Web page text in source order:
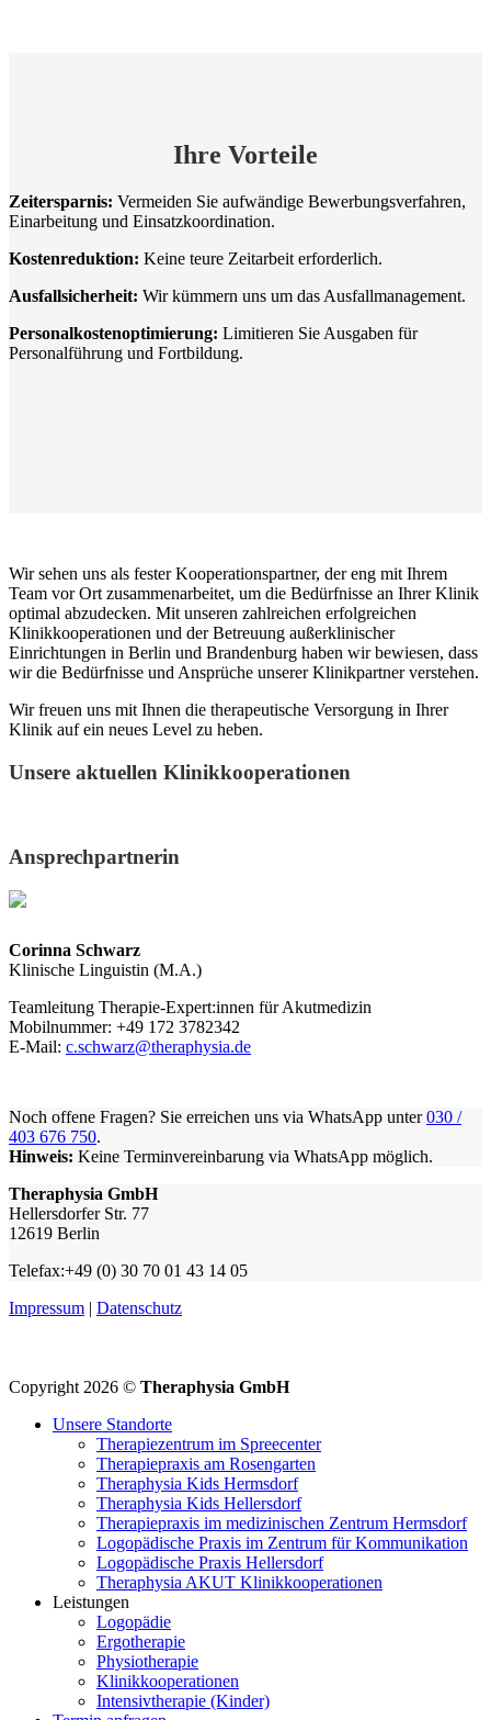
Ihre Vorteile
Zeitersparnis: Vermeiden Sie aufwändige Bewerbungsverfahren,
Einarbeitung und Einsatzkoordination.
Kostenreduktion: Keine teure Zeitarbeit erforderlich.
Ausfallsicherheit: Wir kümmern uns um das Ausfallmanagement.
Personalkostenoptimierung: Limitieren Sie Ausgaben für
Personalführung und Fortbildung.
Wir sehen uns als fester Kooperationspartner, der eng mit Ihrem
Team vor Ort zusammenarbeitet, um die Bedürfnisse an Ihrer Klinik
optimal abzudecken. Mit unseren zahlreichen erfolgreichen
Klinikkooperationen und der Betreuung außerklinischer
Einrichtungen in Berlin und Brandenburg haben wir bewiesen, dass
wir die Bedürfnisse und Ansprüche unserer Klinikpartner verstehen.
Wir freuen uns mit Ihnen die therapeutische Versorgung in Ihrer
Klinik auf ein neues Level zu heben.
Unsere aktuellen Klinikkooperationen
Ansprechpartnerin
Corinna Schwarz
Klinische Linguistin (M.A.)
Teamleitung Therapie-Expert:innen für Akutmedizin
Mobilnummer: +49 172 3782342
E-Mail: c.schwarz@theraphysia.de
Noch offene Fragen? Sie erreichen uns via WhatsApp unter030 /
403 676 750.
Hinweis: Keine Terminvereinbarung via WhatsApp möglich.
Theraphysia GmbH
Hellersdorfer Str. 77
12619 Berlin
Telefax:+49 (0) 30 70 01 43 14 05
Impressum | Datenschutz
Copyright 2026 © Theraphysia GmbH
Unsere Standorte
Therapiezentrum im Spreecenter
Therapiepraxis am Rosengarten
Theraphysia Kids Hermsdorf
Theraphysia Kids Hellersdorf
Therapiepraxis im medizinischen Zentrum Hermsdorf
Logopädische Praxis im Zentrum für Kommunikation
Logopädische Praxis Hellersdorf
Theraphysia AKUT Klinikkooperationen
Leistungen
Logopädie
Ergotherapie
Physiotherapie
Klinikkooperationen
Intensivtherapie (Kinder)